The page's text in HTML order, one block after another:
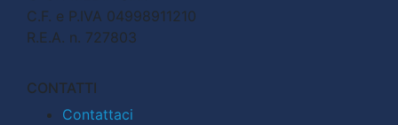
C.F. e P.IVA 04998911210
R.E.A. n. 727803
CONTATTI
Contattaci